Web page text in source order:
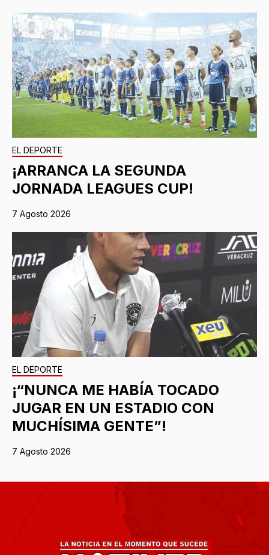
EL DEPORTE
¡ARRANCA LA SEGUNDA
JORNADA LEAGUES CUP!
7 Agosto 2026
EL DEPORTE
¡“NUNCA ME HABÍA TOCADO
JUGAR EN UN ESTADIO CON
MUCHÍSIMA GENTE”!
7 Agosto 2026